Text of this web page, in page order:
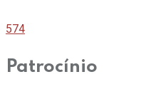
574
Patrocínio